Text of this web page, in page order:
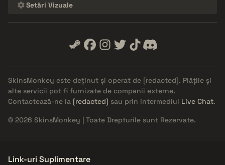
Setări Vizuale
SkinsMonkey este deținut și operat de [redacted]. Plățile și
alte servicii pot fi furnizate de companii externe.
Contactează-ne la [redacted] sau prin intermediul Live Chat.
© 2026 SkinsMonkey | Toate Drepturile sunt Rezervate.
Link-uri Suplimentare